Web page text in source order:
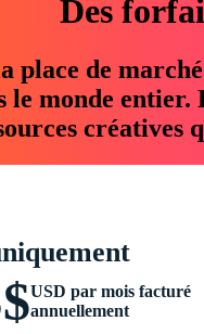
Des
place de
le monde
créatives
USD par mois facturé
annuellement